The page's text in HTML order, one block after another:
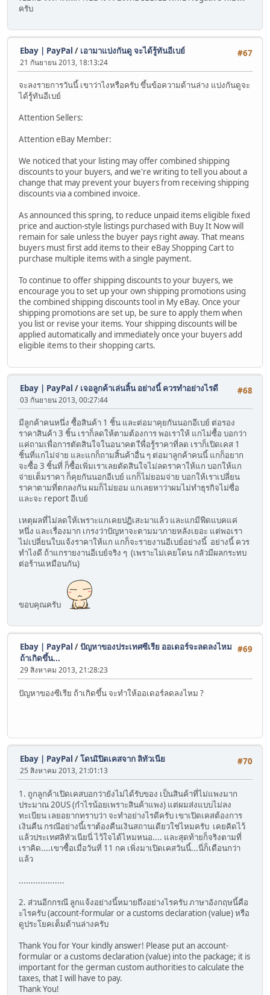
ครับ
#67
Ebay | PayPal / เอามาแบ่งกันดู จะได้รู้ทันอีเบย์
21 กันยายน 2013, 18:13:24
จะลงรายการวันนี้ เขาว่าไงหรือครับ ขึ้นข้อความด้านล่าง แบ่งกันดูจะ
ได้รู้ทันอีเบย์
Attention Sellers:
Attention eBay Member:
We noticed that your listing may offer combined shipping
discounts to your buyers, and we're writing to tell you about a
change that may prevent your buyers from receiving shipping
discounts via a combined invoice.
As announced this spring, to reduce unpaid items eligible fixed
price and auction-style listings purchased with Buy It Now will
remain for sale unless the buyer pays right away. That means
buyers must first add items to their eBay Shopping Cart to
purchase multiple items with a single payment.
To continue to offer shipping discounts to your buyers, we
encourage you to set up your own shipping promotions using
the combined shipping discounts tool in My eBay. Once your
shipping promotions are set up, be sure to apply them when
you list or revise your items. Your shipping discounts will be
applied automatically and immediately once your buyers add
eligible items to their shopping carts.
#68
Ebay | PayPal / เจอลูกค้าเล่นลิ้น อย่างนี้ ควรทำอย่างไรดี
03 กันยายน 2013, 00:27:44
มีลูกค้าคนหนึ่ง ซื้อสินค้า 1 ชิ้น และต่อมาคุยกันนอกอีเบย์ ต่อรอง
ราคาสินค้า 3 ชิ้น เราก็ลดให้ตามต้องการ พอเราให้ แกไม่ซื้อ บอกว่า
แค่ถามเพื่อการตัดสินใจในอนาคต เืพื่อรู้ราคาที่ลด เราก็เปิดเคส 1
ชิ้นที่แกไม่จ่าย และแกก็ถามสิ้นค้าอื่น ๆ ต่อมาลูกค้าคนนี้ แกก็อยาก
จะซื้อ 3 ชิ้นที่ ก็ซื้อเพิ่มเราเลยตัดสินใจไม่ลดราคาให้แก บอกให้แก
จ่ายเต็มราคา ก็คุยกันนอกอีเบย์ แกก็ไม่ยอมจ่าย บอกให้เราเปลี่ยน
ราคาตามที่ตกลงกัน ผมก็ไม่ยอม แกเลยหาว่าผมไม่ทำธุรกิจไม่ซื่อ
และจะ report อีเบย์
เหตุผลที่ไม่ลดให้เพราะแกเคยปฏิเสะมาแล้ว และแกมีฟีดแบคแค่
หนึ่ง และเรื่องมาก เกรงว่าปัญหาจะตามมาภายหลังเยอะ แต่พอเรา
ไม่เปลี่ยนใบแจ้งราคาให้แก แกก็จะรายงานอีเบย์อย่างนี้ อย่างนี้ ควร
ทำไงดี ถ้าแกรายงานอีเบย์จริง ๆ (เพราะไม่เคยโดน กลัวมีผลกระทบ
ต่อร้านเหมือนกัน)
ขอบคุณครับ
#69
Ebay | PayPal /ปัญหาของประเทศซีเรีย ออเดอร์จะลดลงไหม
ถ้าเกิดขึ้น...
29 สิงหาคม 2013, 21:28:23
ปัญหาของซีเรีย ถ้าเกิดขึ้น จะทำให้ออเดอร์ลดลงไหม ?
#70
Ebay | PayPal /โดนเิปิดเคสจาก ลิทัวเนีย
25 สิงหาคม 2013, 21:01:13
1. ถูกลูกค้าเปิดเคสบอกว่ายังไม่ได้รับของ เป็นสินค้าที่ไม่แพงมาก
ประมาณ 20US (กำไรน้อยเพราะสินค้าแพง) แต่ผมส่งแบบไม่ลง
ทะเบียน เลยอยากทราบว่า จะทำอย่างไรดีครับ เขาเปิดเคสต้องการ
เงินคืน กรณีอย่างนี้เราต้องคืนเงินสถานเดียวใช่ไหมครับ เคยคิดไว้
แล้วประเทศลิทัวเนียนี่ ไว้ใจได้ไหมหนอ.... และสุดท้ายก็จริงตามที่
เราคิด....เขาซื้อเมื่อวันที่ 11 กค เพิ่งมาเปิดเคสวันนี้...นี่ก็เดือนกว่า
แล้ว
...................
2. ส่วนอีกกรณี ลูกแจ้งอย่างนี้หมายถึงอย่างไรครับ ภาษาอังกฤษนี้คือ
ะไรครับ (account-formular or a customs declaration (value) หรือ
ดูประโยคเต็มด้านล่างครับ
Thank You for Your kindly answer! Please put an account-
formular or a customs declaration (value) into the package; it is
important for the german custom authorities to calculate the
taxes, that I will have to pay.
Thank You!